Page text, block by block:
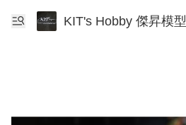
KIT's Hobby 傑昇模型